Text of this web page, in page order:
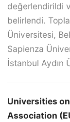
değerlendirildi
belirlendi.
Üniversitesi,
Sapienza
İstanbul Aydın
Universities
Association